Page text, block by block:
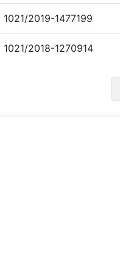
1021/2019-1477199
1021/2018-1270914